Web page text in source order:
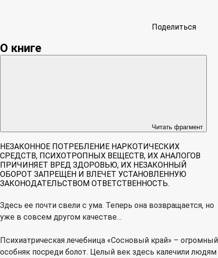
Поделиться
О книге
Читать фрагмент
НЕЗАКОННОЕ ПОТРЕБЛЕНИЕ НАРКОТИЧЕСКИХ
СРЕДСТВ, ПСИХОТРОПНЫХ ВЕЩЕСТВ, ИХ АНАЛОГОВ
ПРИЧИНЯЕТ ВРЕД ЗДОРОВЬЮ, ИХ НЕЗАКОННЫЙ
ОБОРОТ ЗАПРЕЩЕН И ВЛЕЧЕТ УСТАНОВЛЕННУЮ
ЗАКОНОДАТЕЛЬСТВОМ ОТВЕТСТВЕННОСТЬ.
Здесь ее почти свели с ума. Теперь она возвращается, но
уже в совсем другом качестве…
Психиатрическая лечебница «Сосновый край» – огромный
особняк посреди болот. Целый век здесь калечили людям